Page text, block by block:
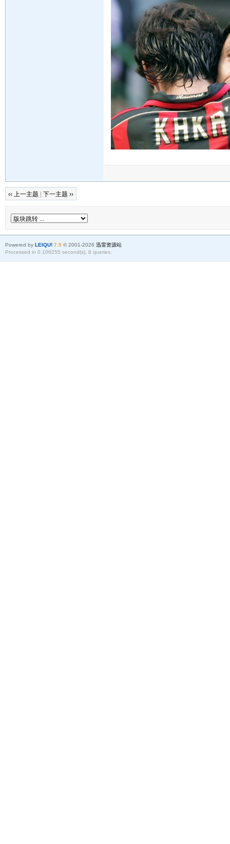
‹‹ 上一主题 下一主题 ››
Powered by LEIQU! 7.5© 2001-2026 迅雷资源站
Processed in 0.106255 second(s), 8 queries.